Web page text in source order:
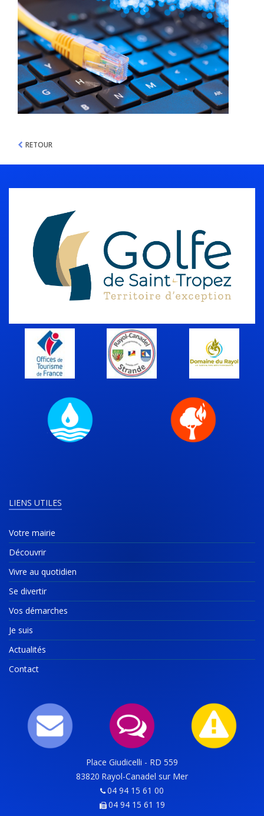
RETOUR
LIENS UTILES
Votre mairie
Découvrir
Vivre au quotidien
Se divertir
Vos démarches
Je suis
Actualités
Contact
Place Giudicelli - RD 559
83820 Rayol-Canadel sur Mer
04 94 15 61 00
04 94 15 61 19